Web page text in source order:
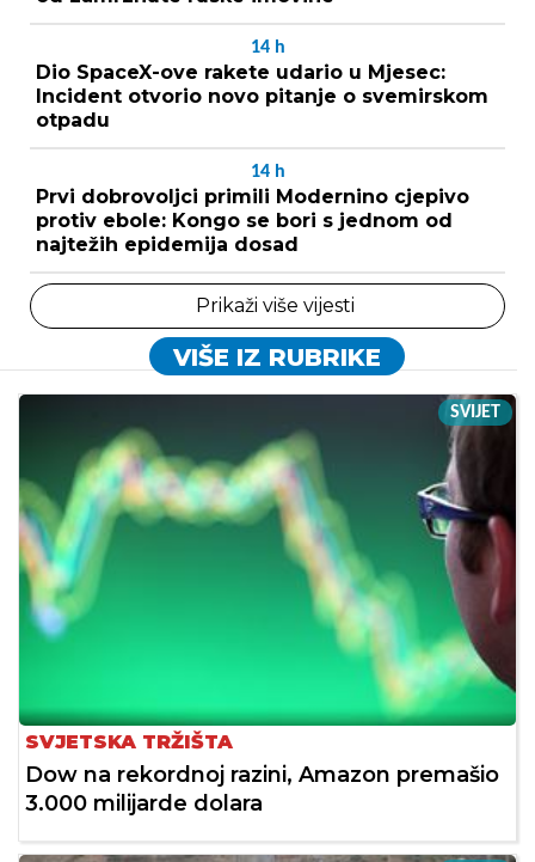
14 h
Dio SpaceX-ove rakete udario u Mjesec:
Incident otvorio novo pitanje o svemirskom
otpadu
14 h
Prvi dobrovoljci primili Modernino cjepivo
protiv ebole: Kongo se bori s jednom od
najtežih epidemija dosad
Prikaži više vijesti
VIŠE IZ RUBRIKE
SVIJET
SVJETSKA TRŽIŠTA
Dow na rekordnoj razini, Amazon premašio
3.000 milijarde dolara